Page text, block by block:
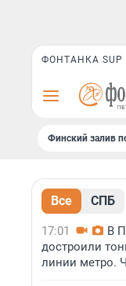
ФОНТАНКА SUP
Финский залив
Все СПБ
17:01
В
достроили
линии метро.